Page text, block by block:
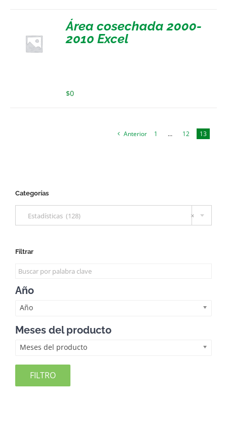
Área cosechada 2000-
2010 Excel
$0
Anterior 1 … 12 13
Categorías
×
Estadísticas (128)
Filtrar
Año
Año
Meses del producto
Meses del producto
FILTRO